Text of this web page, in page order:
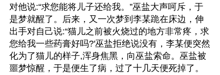
对他说:“求您能将儿子还给我。”巫盐大声呵斥，于
是梦就醒了。后来，又一次梦到李某跪在床边，伸
出手对自己说:“猫儿之前被火烧过的地方非常疼，求
您给我一些药膏好吗?'巫盐拒绝说没有，李某便突然
化为了猫儿的样子,浑身焦黑，向巫盐索命。巫盐被
噩梦惊醒，于是便生了病，过了十几天便死掉了。